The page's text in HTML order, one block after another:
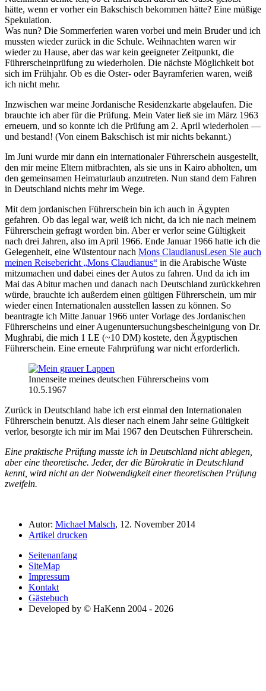
hätte, wenn er vorher ein Bakschisch bekommen hätte? Eine müßige
Spekulation.
Was nun? Die Sommerferien waren vorbei und mein Bruder und ich
mussten wieder zurück in die Schule. Weihnachten waren wir
wieder zu Hause, aber das war kein geeigneter Zeitpunkt, die
Führerscheinprüfung zu wiederholen. Die nächste Möglichkeit bot
sich im Frühjahr. Ob es die Oster- oder Bayramferien waren, weiß
ich nicht mehr.
Inzwischen war meine Jordanische Residenzkarte abgelaufen. Die
brauchte ich aber für die Prüfung. Mein Vater ließ sie im März 1963
erneuern, und so konnte ich die Prüfung am 2. April wiederholen —
und bestand! (Von einem Bakschisch ist mir nichts bekannt.)
Im Juni wurde mir dann ein internationaler Führerschein ausgestellt,
den mir meine Eltern mitbrachten, als sie uns in Kairo abholten, um
den gemeinsamen Heimaturlaub anzutreten. Nun stand dem Fahren
in Deutschland nichts mehr im Wege.
Mit dem jordanischen Führerschein bin ich auch in Ägypten
gefahren. Ob das legal war, weiß ich nicht, da ich nie nach meinem
Führerschein gefragt worden bin. Aber er verlor seine Gültigkeit
nach drei Jahren, also im April 1966. Ende Januar 1966 hatte ich die
Gelegenheit, eine Wüstentour nach Mons ClaudianusLesen Sie auch
meinen Reisebericht
Mons Claudianus
in die Arabische Wüste
mitzumachen und dabei eines der Autos zu fahren. Und da ich im
Mai das Abitur machen und danach nach Deutschland zurückkehren
würde, brauchte ich außerdem einen gültigen Führerschein, um mir
wieder einen Internationalen ausstellen lassen zu können. So
beantragte ich Mitte Januar 1966 unter Vorlage des Jordanischen
Führerscheins und einer Augenuntersuchungsbescheinigung von Dr.
Mughrabi, die mich 1 LE (~10 DM) kostete, den Ägyptischen
Führerschein. Eine erneute Fahrprüfung war nicht erforderlich.
Innenseite meines deutschen Führerscheins vom
10.5.1967
Zurück in Deutschland habe ich erst einmal den Internationalen
Führerschein benutzt. Als dieser nach einem Jahr seine Gültigkeit
verlor, besorgte ich mir im Mai 1967 den Deutschen Führerschein.
Eine praktische Prüfung musste ich in Deutschland nicht ablegen,
aber eine theoretische. Jeder, der die Bürokratie in Deutschland
kennt, wird nicht an der Notwendigkeit einer theoretischen Prüfung
zweifeln.
Autor: Michael Malsch, 12. November 2014
Artikel drucken
Seitenanfang
SiteMap
Impressum
Kontakt
Gästebuch
Developed by © HaKenn 2004 - 2026